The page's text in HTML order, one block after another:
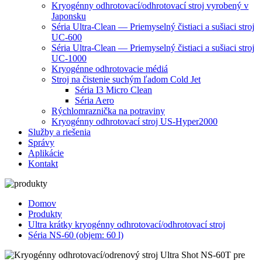
Kryogénny odhrotovací/odhrotovací stroj vyrobený v
Japonsku
Séria Ultra-Clean — Priemyselný čistiaci a sušiaci stroj
UC-600
Séria Ultra-Clean — Priemyselný čistiaci a sušiaci stroj
UC-1000
Kryogénne odhrotovacie médiá
Stroj na čistenie suchým ľadom Cold Jet
Séria I3 Micro Clean
Séria Aero
Rýchlomraznička na potraviny
Kryogénny odhrotovací stroj US-Hyper2000
Služby a riešenia
Správy
Aplikácie
Kontakt
Domov
Produkty
Ultra krátky kryogénny odhrotovací/odhrotovací stroj
Séria NS-60 (objem: 60 l)